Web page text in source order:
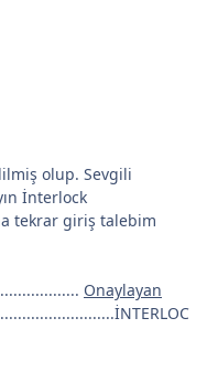
olup. Sevgili
İnterlock
tekrar giriş talebim
Onaylayan